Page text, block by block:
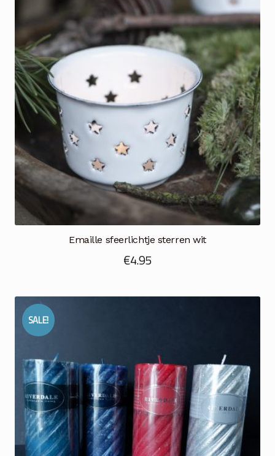
Emaille sfeerlichtje sterren wit
€4.95
SALE!